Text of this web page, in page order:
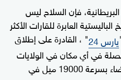
1+
فإن السلاح ليس
العابرة للقارات الأكثر
يارس 24
" ، القادرة على إطلاق
في أي مكان في الولايات
المتحدة بعد التحليق عبر الفضاء بسرعة 19000 ميل في